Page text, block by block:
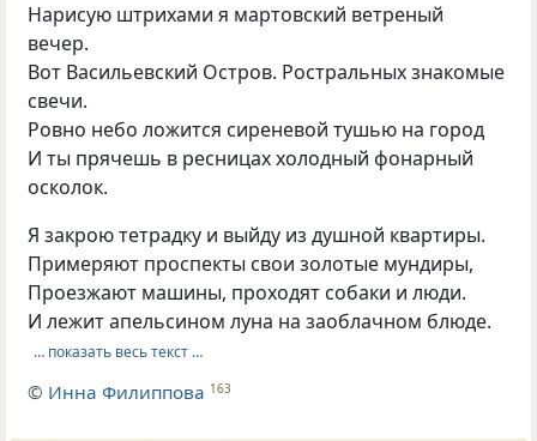
Нарисую штрихами я мартовский ветреный
вечер.
Вот Васильевский Остров. Ростральных знакомые
свечи.
Ровно небо ложится сиреневой тушью на город
И ты прячешь в ресницах холодный фонарный
осколок.
Я закрою тетрадку и выйду из душной квартиры.
Примеряют проспекты свои золотые мундиры,
Проезжают машины, проходят собаки и люди.
И лежит апельсином луна на заоблачном блюде.
… показать весь текст …
© Инна Филиппова 163